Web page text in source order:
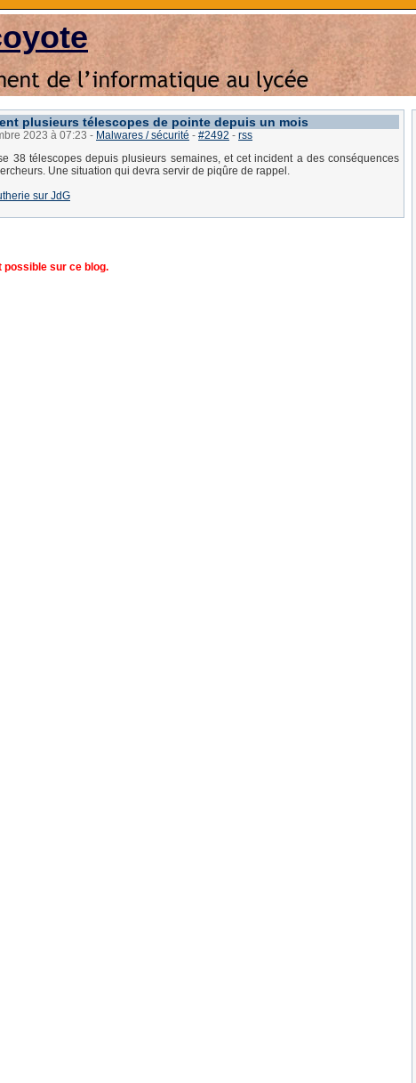
plusieurs télescopes de pointe depuis un mois
2023 à 07:23 - Malwares / sécurité - #2492 - rss
38 télescopes depuis plusieurs semaines, et cet incident a des conséquences
Une situation qui devra servir de piqûre de rappel.
sur JdG
sur ce blog.